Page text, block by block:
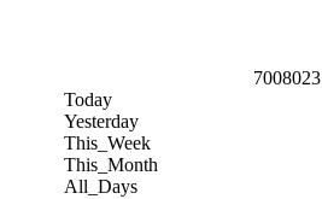
7008023
Today
Yesterday
This_Week
This_Month
All_Days